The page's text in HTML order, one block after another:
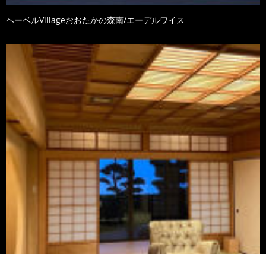
ヘーベルVillageおおたかの森南/エーデルワイス